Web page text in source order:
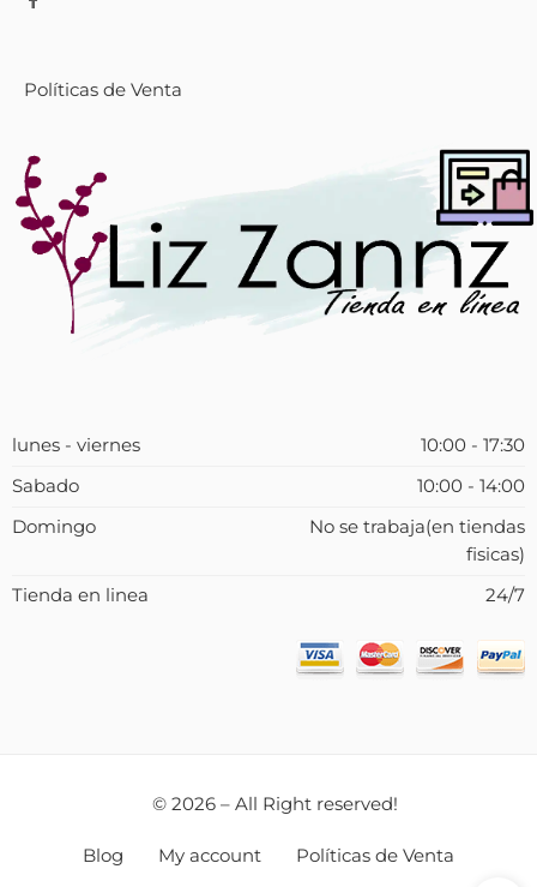
Políticas de Venta
lunes - viernes
10:00 - 17:30
Sabado
10:00 - 14:00
Domingo
No se trabaja(en tiendas
fisicas)
Tienda en linea
24/7
© 2026 – All Right reserved!
Blog My account Políticas de Venta